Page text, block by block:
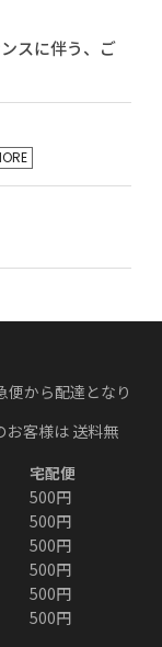
スに伴う、ご
から配達となり
お客様は 送料無
宅配便
500円
500円
500円
500円
500円
500円